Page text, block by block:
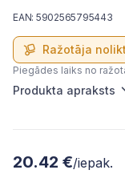
Ražotāja
EAN: 5902565795443
Piegādes laiks no
Produkta apraksts
20.42 €/iepak.